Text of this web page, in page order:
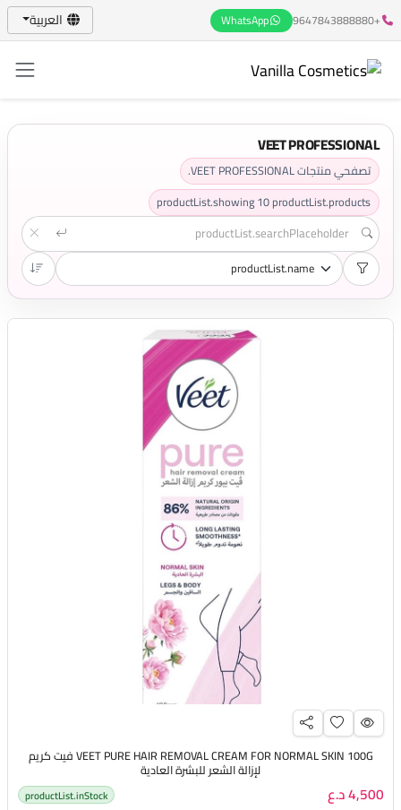
+9647843888880
WhatsApp العربية
VEET PROFESSIONAL
تصفحي منتجات VEET PROFESSIONAL.
productList.showing10productList.products
VEET PURE HAIR REMOVAL CREAM FOR NORMAL SKIN 100G فيت كريم
لإزالة الشعر للبشرة العادية
4,500 د.ع productList.inStock